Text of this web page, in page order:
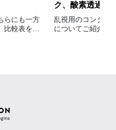
らにも一方
比較表を見
ク、酸素透過性
ドレンズ
乱視用のコンタク
についてご紹介し